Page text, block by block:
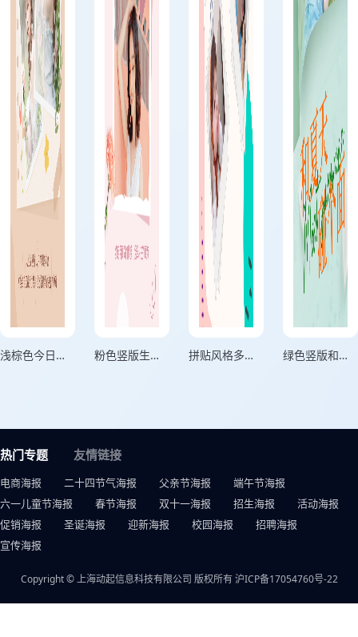
浅棕色今日份美丽个人心情海报 粉色竖版生活中的约定海报 拼贴风格多欢喜正方形日常生活记录海报 绿色竖版和夏天碰面生活记录海报
热门专题 友情链接
电商海报 二十四节气海报 父亲节海报
端午节海报
六一儿童节海报
春节海报 双十一海报 招生海报
活动海报
促销海报
圣诞海报 迎新海报 校园海报
招聘海报
宣传海报
Copyright © 上海动起信息科技有限公司 版权所有沪ICP备17054760号-22